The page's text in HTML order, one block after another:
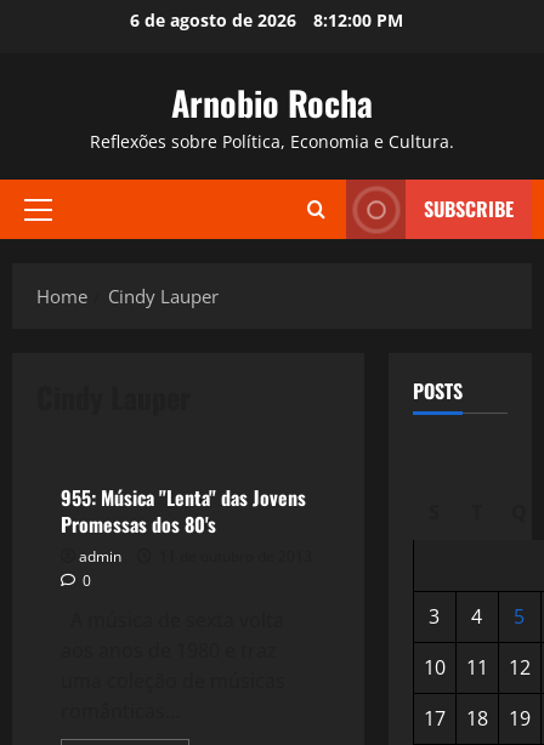
6 de agosto de 2026 8:12:01 PM
Arnobio Rocha
Reflexões sobre Política, Economia e Cultura.
Primary
SUBSCRIBE
Home Cindy Lauper
955: Música "Lenta" das Jovens
Promessas dos 80's
admin
0
POSTS
3 4
5
10
11
12
17
18
19